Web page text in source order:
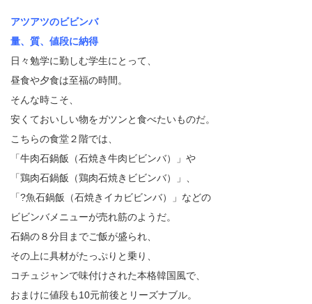
アツアツのビビンバ
量、質、値段に納得
日々勉学に勤しむ学生にとって、
昼食や夕食は至福の時間。
そんな時こそ、
安くておいしい物をガツンと食べたいものだ。
こちらの食堂２階では、
「牛肉石鍋飯（石焼き牛肉ビビンバ）」や
「鶏肉石鍋飯（鶏肉石焼きビビンバ）」、
「?魚石鍋飯（石焼きイカビビンバ）」などの
ビビンバメニューが売れ筋のようだ。
石鍋の８分目までご飯が盛られ、
その上に具材がたっぷりと乗り、
コチュジャンで味付けされた本格韓国風で、
おまけに値段も10元前後とリーズナブル。